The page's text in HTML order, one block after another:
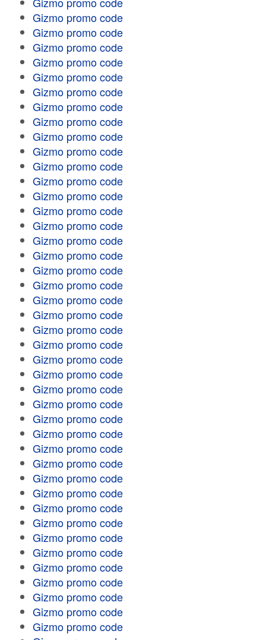
Gizmo promo code
Gizmo promo code
Gizmo promo code
Gizmo promo code
Gizmo promo code
Gizmo promo code
Gizmo promo code
Gizmo promo code
Gizmo promo code
Gizmo promo code
Gizmo promo code
Gizmo promo code
Gizmo promo code
Gizmo promo code
Gizmo promo code
Gizmo promo code
Gizmo promo code
Gizmo promo code
Gizmo promo code
Gizmo promo code
Gizmo promo code
Gizmo promo code
Gizmo promo code
Gizmo promo code
Gizmo promo code
Gizmo promo code
Gizmo promo code
Gizmo promo code
Gizmo promo code
Gizmo promo code
Gizmo promo code
Gizmo promo code
Gizmo promo code
Gizmo promo code
Gizmo promo code
Gizmo promo code
Gizmo promo code
Gizmo promo code
Gizmo promo code
Gizmo promo code
Gizmo promo code
Gizmo promo code